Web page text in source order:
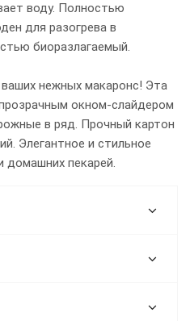
воду. Полностью
для разогрева в
биоразлагаемый.
нежных макаронс! Эта
окном-слайдером
в ряд. Прочный картон
Элегантное и стильное
домашних пекарей.